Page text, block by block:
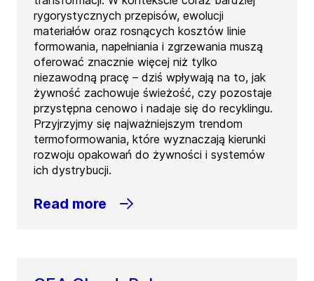
rygorystycznych przepisów, ewolucji
materiałów oraz rosnących kosztów linie
formowania, napełniania i zgrzewania muszą
oferować znacznie więcej niż tylko
niezawodną pracę – dziś wpływają na to, jak
żywność zachowuje świeżość, czy pozostaje
przystępna cenowo i nadaje się do recyklingu.
Przyjrzyjmy się najważniejszym trendom
termoformowania, które wyznaczają kierunki
rozwoju opakowań do żywności i systemów
ich dystrybucji.
Read more